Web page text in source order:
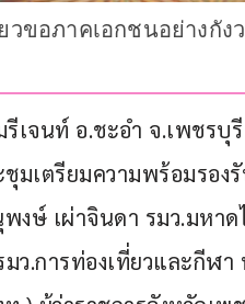
ขอภาคเอกชนอย่างกั
รีเจนท์ อ.ชะอำ จ.เพชร
มเตรียมความพร้อมรอง
งษ์ เผ่าจินดา รมว.มหา
ว.การท่องเที่ยวและกีฬ